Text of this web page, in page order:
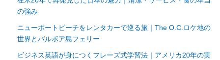
の強み
ニューポートビーチをレンタカーで巡る旅｜The O.C.ロケ地の
世界とバルボア島フェリー
ビジネス英語が身につくフレーズ式学習法｜アメリカ20年の実